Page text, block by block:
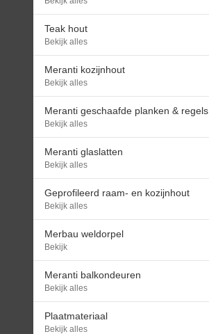
Teak hout
Bekijk alles
Meranti kozijnhout
Bekijk alles
Meranti geschaafde planken & regels
Bekijk alles
Meranti glaslatten
Bekijk alles
Geprofileerd raam- en kozijnhout
Bekijk alles
Merbau weldorpel
Bekijk
Meranti balkondeuren
Bekijk alles
Plaatmateriaal
Bekijk alles